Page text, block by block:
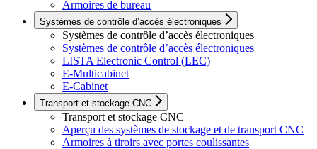
Armoires de bureau
Systèmes de contrôle d’accès électroniques
Systèmes de contrôle d’accès électroniques
Systèmes de contrôle d’accès électroniques
LISTA Electronic Control (LEC)
E-Multicabinet
E-Cabinet
Transport et stockage CNC
Transport et stockage CNC
Aperçu des systèmes de stockage et de transport CNC
Armoires à tiroirs avec portes coulissantes